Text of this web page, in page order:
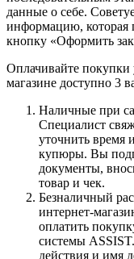
данные о себе.
информацию, которая
кнопку «Оформить
Оплачивайте
магазине доступно 3
Наличные при
Специалист
уточнить время
купюры. Вы
документы,
товар и чек.
Безналичный
интернет-
оплатить
системы
действия и имя